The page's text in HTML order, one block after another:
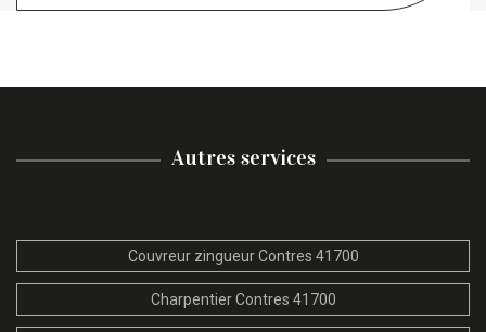
Autres services
Couvreur zingueur Contres 41700
Charpentier Contres 41700